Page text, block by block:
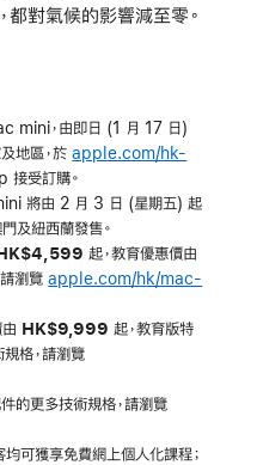
都對氣候的影響減至零。
mini，由即日 (1 月 17 日)
地區，於apple.com/hk-
受訂購。
將由 2 月 3 日 (星期五) 起
及紐西蘭發售。
HK$4,599 起，教育優惠價由
請瀏覽apple.com/hk/mac-
HK$9,999 起，教育版特
規格，請瀏覽
更多技術規格，請瀏覽
獲享免費網上個人化課程；